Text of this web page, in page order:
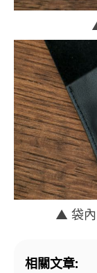
▲ 袋內
相關文章: